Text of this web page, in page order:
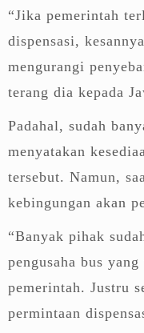
“Jika pemerintah
dispensasi,
mengurangi
terang dia kepada
Padahal, sudah
menyatakan
tersebut. Namun,
kebingungan akan
“Banyak pihak
pengusaha bus
pemerintah. Justru
permintaan